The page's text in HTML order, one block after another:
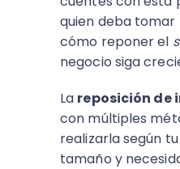
quien deba tomar
cómo reponer el
negocio siga
La reposición de
con múltiples
realizarla según
tamaño y